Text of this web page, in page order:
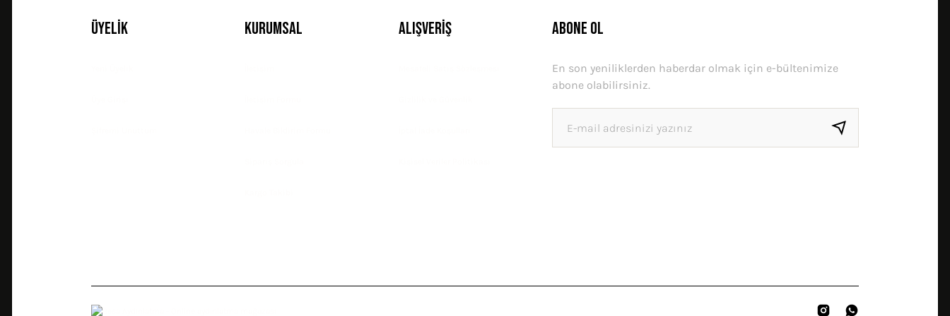
Üyelik Kurumsal Alışveriş ABONE OL
En son yeniliklerden haberdar olmak için e-bültenimize
abone olabilirsiniz.